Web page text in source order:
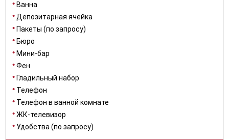
Ванна
Депозитарная ячейка
Пакеты (по запросу)
Бюро
Мини-бар
Фен
Гладильный набор
Телефон
Телефон в ванной комнате
ЖК-телевизор
Удобства (по запросу)